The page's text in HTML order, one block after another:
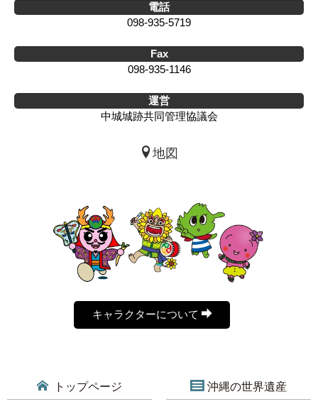
電話
098-935-5719
Fax
098-935-1146
運営
中城城跡共同管理協議会
地図
キャラクターについて
トップページ 沖縄の世界遺産